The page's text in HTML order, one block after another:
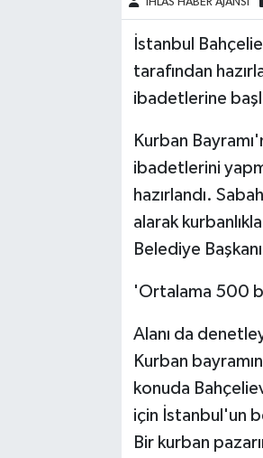
İHLAS HABER AJANSI
İstanbul
tarafından
ibadetlerine
Kurban
ibadetlerini
hazırlandı.
alarak
Belediye
'Ortalama 500
Alanı da
Kurban
konuda
için İstanbul'un
Bir kurban